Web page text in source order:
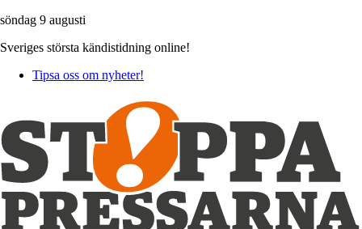
söndag 9 augusti
Sveriges största kändistidning online!
Tipsa oss om nyheter!